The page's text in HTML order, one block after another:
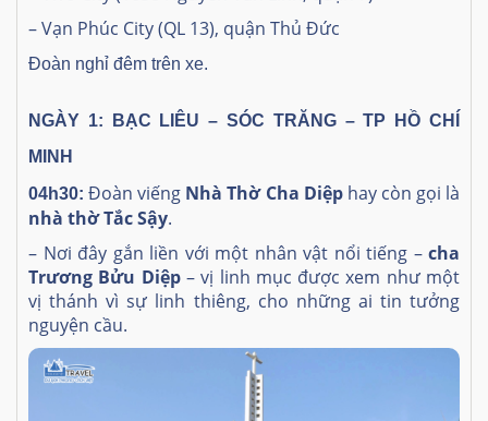
– Vạn Phúc City (QL 13), quận Thủ Đức
Đoàn nghỉ đêm trên xe.
NGÀY 1: BẠC LIÊU – SÓC TRĂNG – TP HỒ CHÍ
MINH
04h30:Đoàn viếng Nhà Thờ Cha Diệphay còn gọi là
nhà thờ Tắc Sậy.
– Nơi đây gắn liền với một nhân vật nổi tiếng –cha
Trương Bửu Diệp– vị linh mục được xem như một
vị thánh vì sự linh thiêng, cho những ai tin tưởng
nguyện cầu.